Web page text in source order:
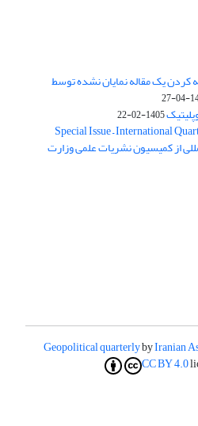
یک مقاله نمایان نشده توسط
1405-02-22
Special Issue – International
از کمیسیون نشریات علمی وزارت
Geopolitical quarterlybyIranian
CC BY 4.0